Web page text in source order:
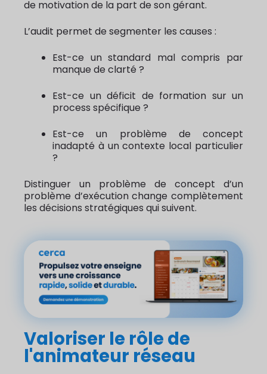
de motivation de la part de son gérant.
L’audit permet de segmenter les causes :
Est-ce un standard mal compris par
manque de clarté ?
Est-ce un déficit de formation sur un
process spécifique ?
Est-ce un problème de concept
inadapté à un contexte local particulier
?
Distinguer un problème de concept d’un
problème d’exécution change complètement
les décisions stratégiques qui suivent.
Valoriser le rôle de
l'animateur réseau